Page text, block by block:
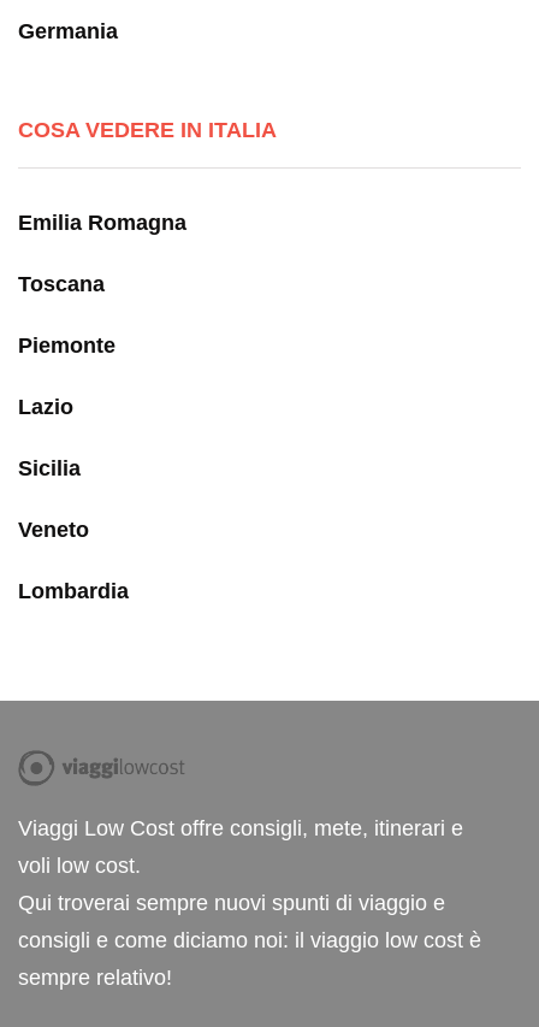
Germania
COSA VEDERE IN ITALIA
Emilia Romagna
Toscana
Piemonte
Lazio
Sicilia
Veneto
Lombardia
Viaggi Low Cost offre consigli, mete, itinerari e
voli low cost.
Qui troverai sempre nuovi spunti di viaggio e
consigli e come diciamo noi: il viaggio low cost è
sempre relativo!